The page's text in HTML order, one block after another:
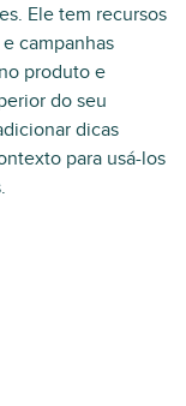
Ele tem recursos
campanhas
produto e
do seu
dicas
para usá-los